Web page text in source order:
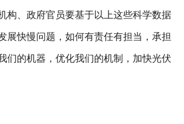
构、政府官员要基于以上这些科学数据
展快慢问题，如何有责任有担当，承担
们的机器，优化我们的机制，加快光伏